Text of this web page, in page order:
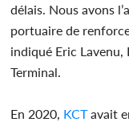
délais. Nous avons
portuaire de
indiqué Eric
Terminal.
En 2020, KCTavait